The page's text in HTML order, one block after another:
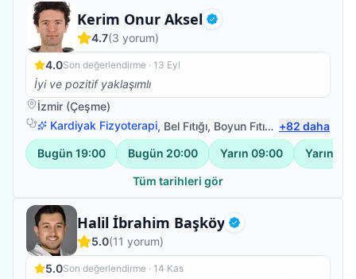
yaşanmıyor tüm aile fertlerimiz bu süreçten
etkileniyor.İşte Ümit bey bunu başarıyor bizim ile
birlikte olmayı aileden biri olmayı ,o zamanda meslek
bilgisi ve insani değerleri ile başarılı oluyor.Kendisi
gerek nezaketi gerek iş tutuşu gerek değerleri ile
saygımızı sevgimizi kazandı.TEŞEKKÜRLER Ümit bey
tüm değerleriniz için emeğinize,yüreğinize sağlık.
Kerim Onur Aksel Doğrulanmış
Uzman Fizyoterapist
4.7(3 yorum)
4.0Son değerlendirme · 13 Eyl
İyi ve pozitif yaklaşımlı
İzmir (Çeşme)
Kardiyak Fizyoterapi, Bel Fıtığı, Boyun Fıtığı ,Omuz Bağ
+82 daha
Bugün 19:00 Bugün 20:00 Yarın 09:00 Yarın
Tüm tarihleri gör
Halil İbrahim Başköy Doğrulanmış
Fizyoterapist
5.0(11 yorum)
5.0Son değerlendirme · 14 Kas